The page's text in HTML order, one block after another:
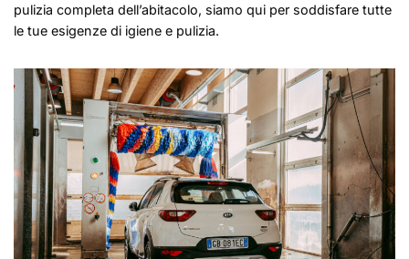
pulizia completa dell’abitacolo, siamo qui per soddisfare tutte
le tue esigenze di igiene e pulizia.